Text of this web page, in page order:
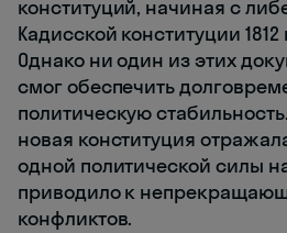
конституций, начиная с
Кадисской конституции 1812
Однако ни один из этих
смог обеспечить
политическую
новая конституция
одной политической силы
приводило к
конфликтов.